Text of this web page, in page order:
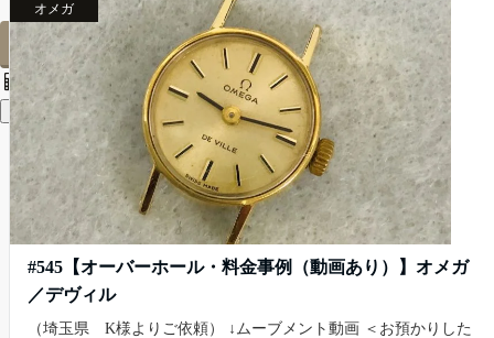
オーバーホール無料見積依頼
Menu
オメガ
#545【オーバーホール・料金事例（動画あり）】オメガ
／デヴィル
（埼玉県 K様よりご依頼） ↓ムーブメント動画 ＜お預かりした